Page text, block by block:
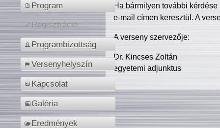
Program
Regisztráció
Programbizottság
Versenyhelyszín
Kapcsolat
Galéria
Eredmények
Ha bármilyen további
e-mail címen keresztül. A
A verseny szervezője:
Dr. Kincses Zoltán
egyetemi adjunktus